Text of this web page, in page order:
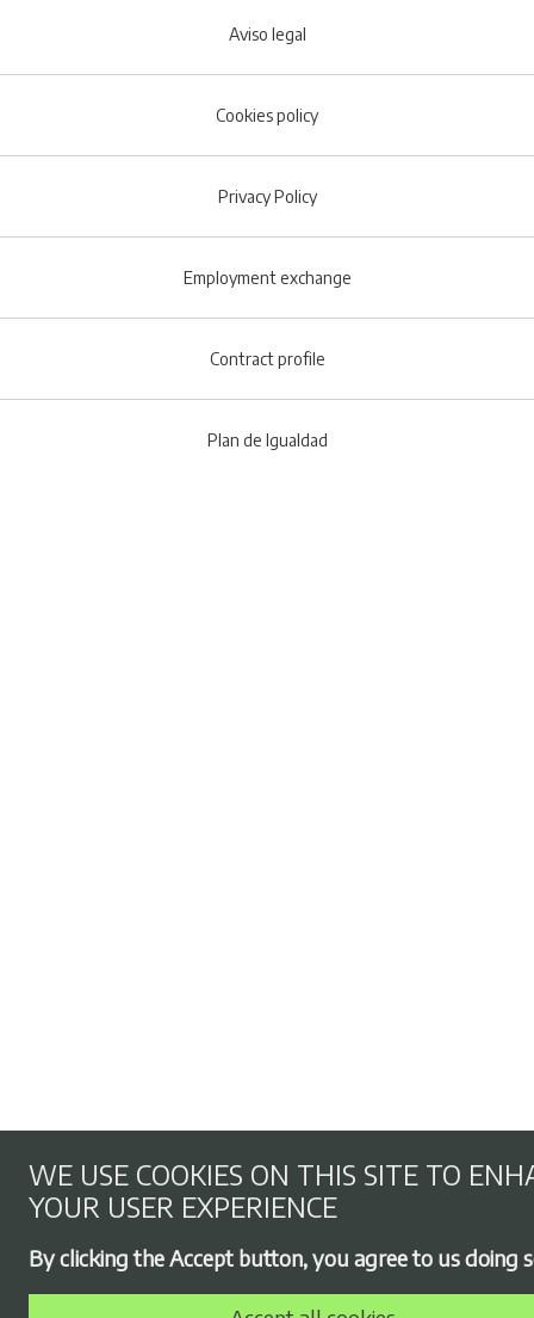
Aviso legal
Cookies policy
Privacy Policy
Employment exchange
Contract profile
Plan de Igualdad
WE USE COOKIES ON THIS SITE TO
YOUR USER EXPERIENCE
By clicking the Accept button, you agree to us doing